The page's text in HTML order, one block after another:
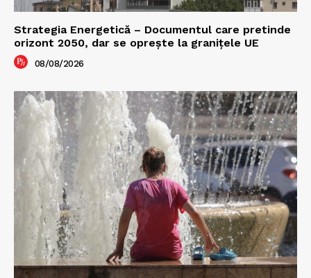
Strategia Energetică – Documentul care pretinde
orizont 2050, dar se oprește la granițele UE
08/08/2026